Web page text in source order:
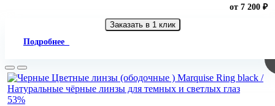
от 7 200 ₽
Заказать в 1 клик
Подробнее
53%